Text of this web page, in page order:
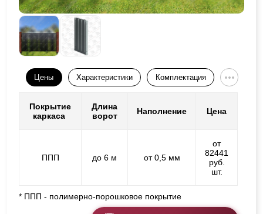
Цены Характеристики Комплектация
Покрытие
каркаса
Длина
ворот
Наполнение Цена
ППП до 6 м от 0,5 мм
от
82441
руб.
шт.
* ППП - полимерно-порошковое покрытие